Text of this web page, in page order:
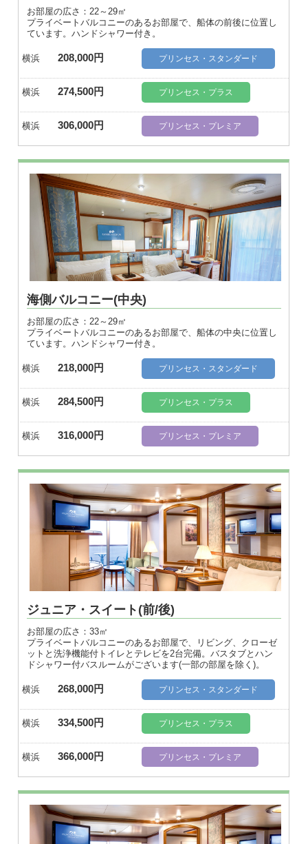
お部屋の広さ：22～29㎡
プライベートバルコニーのあるお部屋で、船体の前後に位置し
ています。ハンドシャワー付き。
横浜 208,000円 プリンセス・スタンダード
横浜 274,500円 プリンセス・プラス
横浜 306,000円 プリンセス・プレミア
海側バルコニー(中央)
お部屋の広さ：22～29㎡
プライベートバルコニーのあるお部屋で、船体の中央に位置し
ています。ハンドシャワー付き。
横浜 218,000円 プリンセス・スタンダード
横浜 284,500円 プリンセス・プラス
横浜 316,000円 プリンセス・プレミア
ジュニア・スイート(前/後)
お部屋の広さ：33㎡
プライベートバルコニーのあるお部屋で、リビング、クローゼ
ットと洗浄機能付トイレとテレビを2台完備。バスタブとハン
ドシャワー付バスルームがございます(一部の部屋を除く)。
横浜 268,000円 プリンセス・スタンダード
横浜 334,500円 プリンセス・プラス
横浜 366,000円 プリンセス・プレミア